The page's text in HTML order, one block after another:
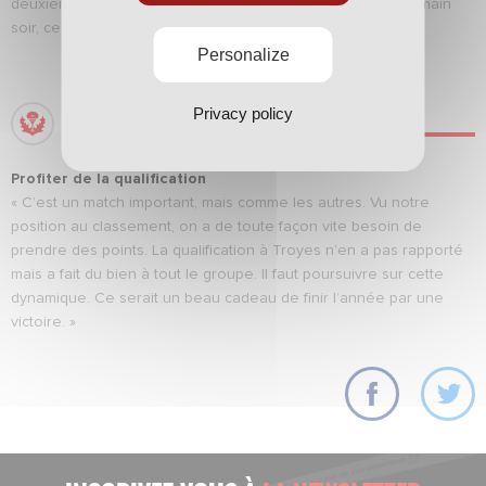
deuxième partie de saison. On sait que quoi qu’il arrive demain
soir, ce sera très difficile, mais on ne va pas abandonner. »
Profiter de la qualification
« C’est un match important, mais comme les autres. Vu notre
position au classement, on a de toute façon vite besoin de
prendre des points. La qualification à Troyes n’en a pas rapporté
mais a fait du bien à tout le groupe. Il faut poursuivre sur cette
dynamique. Ce serait un beau cadeau de finir l’année par une
victoire. »
Personalize
Privacy policy